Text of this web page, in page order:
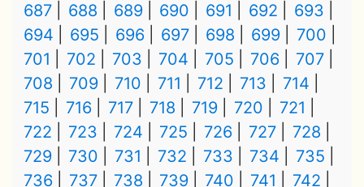
687
688 689 690 691 692
693
694
695 696 697 698 699
700
701
702 703 704 705 706
707
708
709 710 711 712 713
714
715
716 717 718 719 720
721
722
723 724 725 726 727
728
729
730 731 732 733 734
735
736
737 738 739 740 741
742